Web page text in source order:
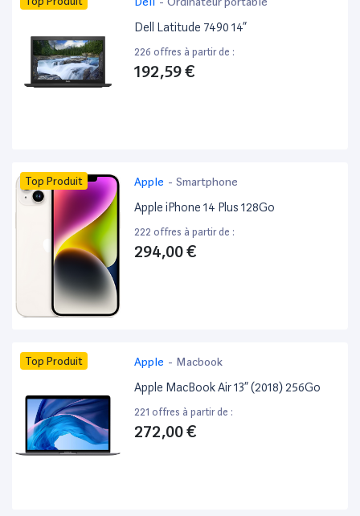
Dell Latitude 7490 14”
226 offres à partir de :
192,59 €
Top Produit Apple - Smartphone
Apple iPhone 14 Plus 128Go
222 offres à partir de :
294,00 €
Top Produit Apple - Macbook
Apple MacBook Air 13” (2018) 256Go
221 offres à partir de :
272,00 €